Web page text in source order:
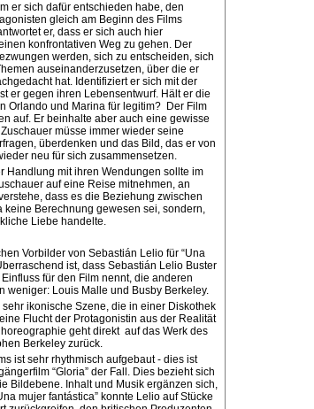
er sich dafür entschieden habe, den
gleich am Beginn des Films
er, dass er sich auch hier
konfrontativen Weg zu gehen. Der
werden, sich zu entscheiden, sich
auseinanderzusetzen, über die er
hat. Identifiziert er sich mit der
er gegen ihren Lebensentwurf. Hält er die
Orlando und Marina für legitim? Der Film
auf. Er beinhalte aber auch eine gewisse
müsse immer wieder seine
überdenken und das Bild, das er von
neu für sich zusammensetzen.
Handlung mit ihren Wendungen sollte im
auf eine Reise mitnehmen, an
dass es die Beziehung zwischen
keine Berechnung gewesen sei, sondern,
Liebe handelte.
Vorbilder von Sebastián Lelio für “Una
ist, dass Sebastián Lelio Buster
für den Film nennt, die anderen
weniger: Louis Malle und Busby Berkeley.
sehr ikonische Szene, die in einer Diskothek
Flucht der Protagonistin aus der Realität
geht direkt auf das Werk des
Berkeley zurück.
ist sehr rhythmisch aufgebaut - dies ist
“Gloria” der Fall. Dies bezieht sich
Bildebene. Inhalt und Musik ergänzen sich,
mujer fantástica” konnte Lelio auf Stücke